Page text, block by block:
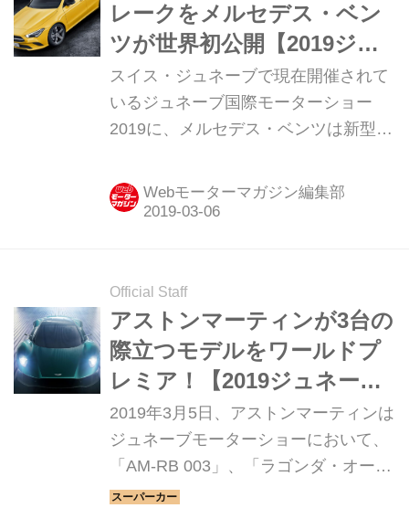
レークをメルセデス・ベン
ツが世界初公開【2019ジュ
ネーブショー】
スイス・ジュネーブで現在開催されて
いるジュネーブ国際モーターショー
2019に、メルセデス・ベンツは新型
プトEQVなどを公開した。
Webモーターマガジン編集部
Official Staff
アストンマーティンが3台の
際立つモデルをワールドプ
レミア！【2019ジュネーブ
ショー】
2019年3月5日、アストンマーティンは
ジュネーブモーターショーにおいて、
「AM-RB 003」、「ラゴンダ・オール
テレイン・コンセプト」、「ヴァンキ